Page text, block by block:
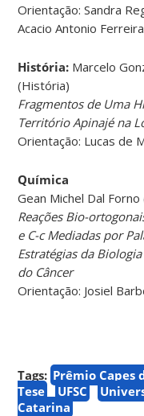
Orientação: Sandra
Acacio Antonio
História: Marcelo
(História)
Fragmentos de Uma
Território Apinajé na
Orientação: Lucas de
Química
Gean Michel Dal Forno
Reações Bio-
e C-c Mediadas por
Estratégias da
do Câncer
Orientação: Josiel
Tags: Prêmio Capes
Tese
UFSC
Catarina